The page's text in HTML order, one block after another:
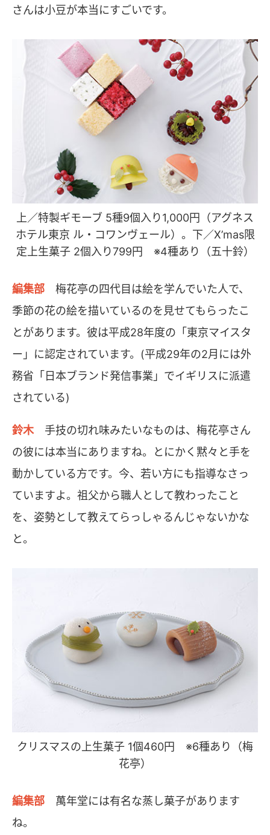
さんは小豆が本当にすごいです。
上／特製ギモーブ 5種9個入り1,000円（アグネス
ホテル東京 ル・コワンヴェール）。下／X’mas限
定上生菓子 2個入り799円 ※4種あり（五十鈴）
編集部
梅花亭の四代目は絵を学んでいた人で、
季節の花の絵を描いているのを見せてもらったこ
とがあります。彼は平成28年度の「東京マイスタ
ー」に認定されています。(平成29年の2月には外
務省「日本ブランド発信事業」でイギリスに派遣
されている)
鈴木
手技の切れ味みたいなものは、梅花亭さん
の彼には本当にありますね。とにかく黙々と手を
動かしている方です。今、若い方にも指導なさっ
ていますよ。祖父から職人として教わったこと
を、姿勢として教えてらっしゃるんじゃないかな
と。
クリスマスの上生菓子 1個460円 ※6種あり（梅
花亭）
編集部
萬年堂には有名な蒸し菓子があります
ね。